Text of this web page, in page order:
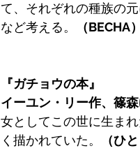
て、それぞれの種族の
など考える。
（BECHA）
『ガチョウの本』
イーユン・リー作、篠
女としてこの世に生ま
く描かれていた。
（ひ